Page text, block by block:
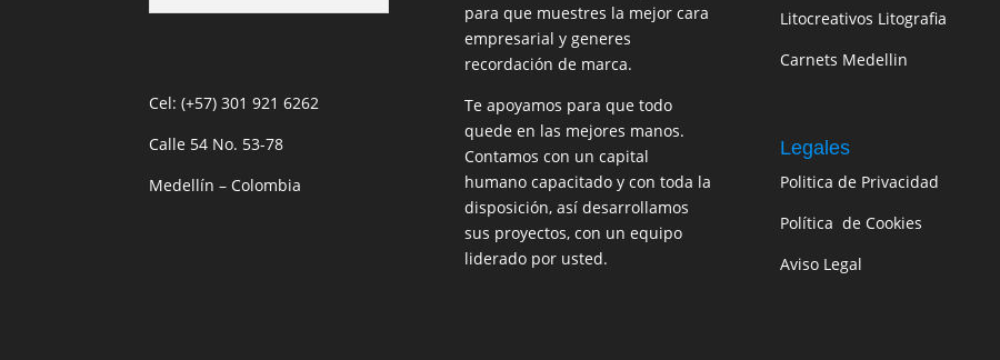
Cel: (+57) 301 921 6262
Calle 54 No. 53-78
Medellín – Colombia
para que muestres la mejor cara
empresarial y generes
recordación de marca.
Te apoyamos para que todo
quede en las mejores manos.
Contamos con un capital
humano capacitado y con toda la
disposición, así desarrollamos
sus proyectos, con un equipo
liderado por usted.
Litocreativos Litografia
Carnets Medellin
Legales
Politica de Privacidad
Política de Cookies
Aviso Legal